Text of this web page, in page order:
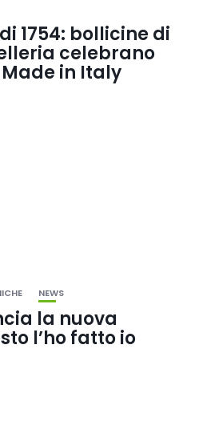
1754: bollicine di
celebrano
in Italy
NEWS
la nuova
l’ho fatto io